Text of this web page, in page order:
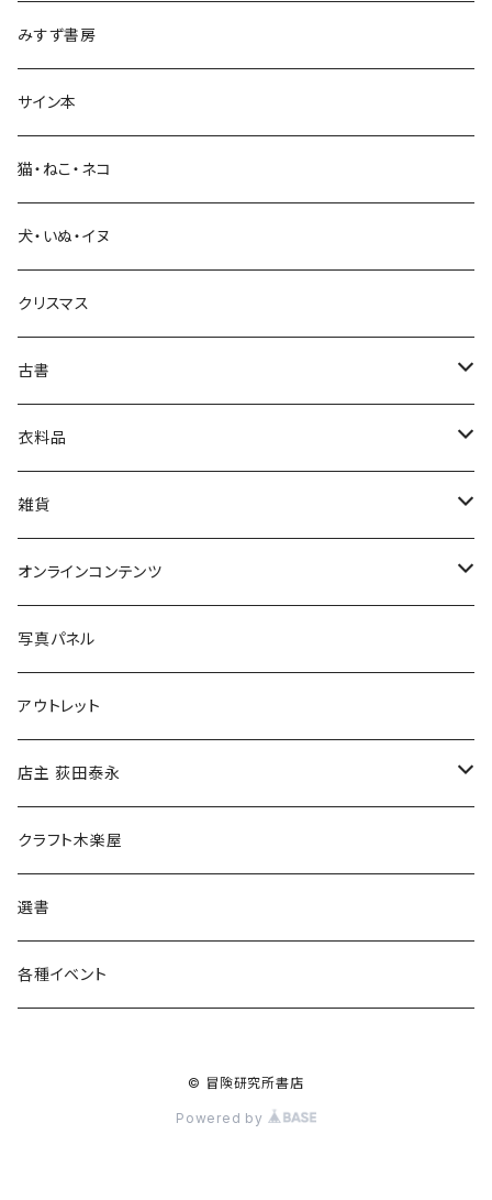
生活・暮らし
芸術・絵画・写真
絵本・児童書
娯楽・エンターテインメント
みすず書房
サイン本
猫・ねこ・ネコ
犬・いぬ・イヌ
クリスマス
古書
古書セット
美術
衣料品
POLEWARDS
Tシャツ
雑貨
バッグ
ブックカバー
マグカップ
傘
食料品
その他
オンラインコンテンツ
冒険クロストーク
写真パネル
アウトレット
店主 荻田泰永
書籍
ウェア
クラフト木楽屋
選書
各種イベント
© 冒険研究所書店
Powered by